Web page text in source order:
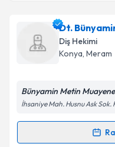
Dt. Hasan Göktaş
oluşturun. Size bu
takvim
Kişisel
Metni'ni
Dt.
Diş Hekimi
Konya, Meram
Bünyamin Metin
İhsaniye Mah. Husnu Ask
Randevu